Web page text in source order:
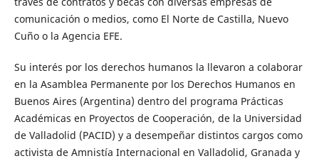
comunicación o medios, como El Norte de Castilla, Nuevo
Cuño o la Agencia EFE.
Su interés por los derechos humanos la llevaron a colaborar
en la Asamblea Permanente por los Derechos Humanos en
Buenos Aires (Argentina) dentro del programa Prácticas
Académicas en Proyectos de Cooperación, de la Universidad
de Valladolid (PACID) y a desempeñar distintos cargos como
activista de Amnistía Internacional en Valladolid, Granada y